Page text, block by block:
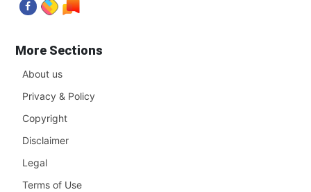
More Sections
About us
Privacy & Policy
Copyright
Disclaimer
Legal
Terms of Use